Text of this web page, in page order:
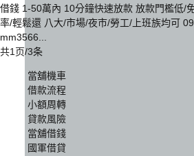
借錢 1-50萬內 10分鐘快速放款 放款門檻低/
率/輕鬆還 八大/市場/夜市/勞工/上班族均可
mm3566...
共1页/3条
當舖機車
借款流程
小額周轉
貸款風險
當舖借錢
國軍借貸